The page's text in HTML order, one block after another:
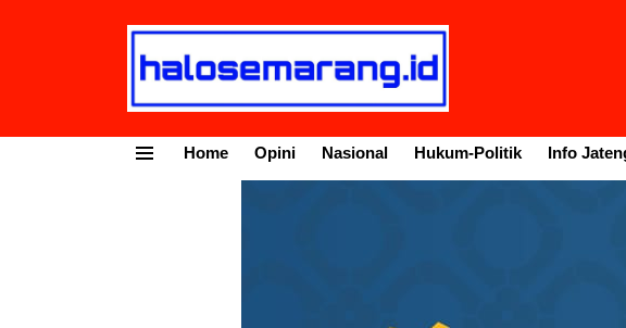
Home Opini Nasional Hukum-Politik Info